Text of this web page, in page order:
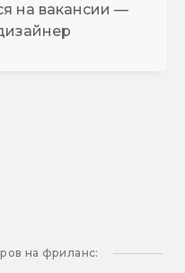
на вакансии —
на фриланс: